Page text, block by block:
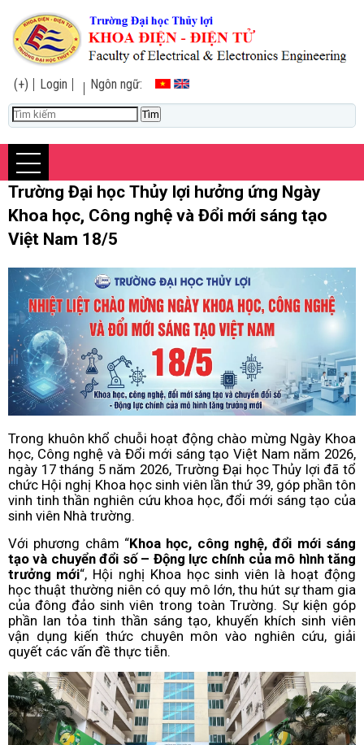
(+) Login Ngôn ngữ:
Trường Đại học Thủy lợi hưởng ứng Ngày
Khoa học, Công nghệ và Đổi mới sáng tạo
Việt Nam 18/5
Trong khuôn khổ chuỗi hoạt động chào mừng Ngày Khoa
học, Công nghệ và Đổi mới sáng tạo Việt Nam năm 2026,
ngày 17 tháng 5 năm 2026, Trường Đại học Thủy lợi đã tổ
chức Hội nghị Khoa học sinh viên lần thứ 39, góp phần tôn
vinh tinh thần nghiên cứu khoa học, đổi mới sáng tạo của
sinh viên Nhà trường.
Với phương châm “Khoa học, công nghệ, đổi mới sáng
tạo và chuyển đổi số – Động lực chính của mô hình tăng
trưởng mới“, Hội nghị Khoa học sinh viên là hoạt động
học thuật thường niên có quy mô lớn, thu hút sự tham gia
của đông đảo sinh viên trong toàn Trường. Sự kiện góp
phần lan tỏa tinh thần sáng tạo, khuyến khích sinh viên
vận dụng kiến thức chuyên môn vào nghiên cứu, giải
quyết các vấn đề thực tiễn.